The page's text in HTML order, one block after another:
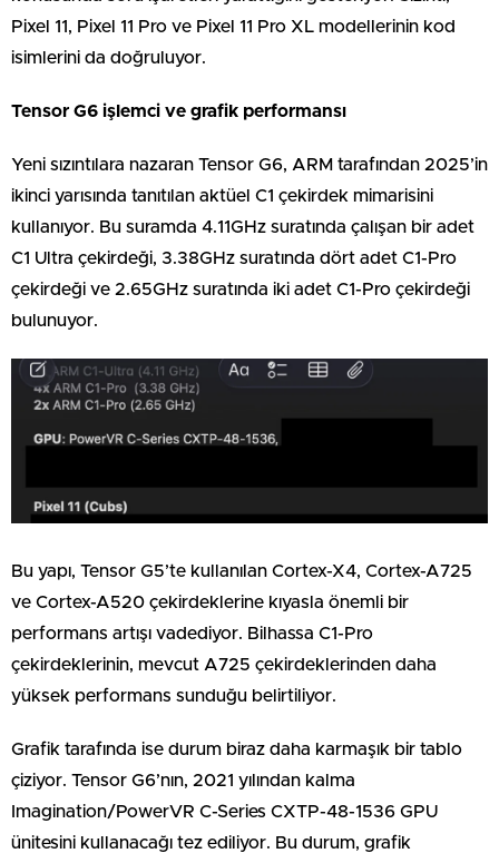
Pixel 11, Pixel 11 Pro ve Pixel 11 Pro XL modellerinin kod
isimlerini da doğruluyor.
Tensor G6 işlemci ve grafik performansı
Yeni sızıntılara nazaran Tensor G6, ARM tarafından 2025’in
ikinci yarısında tanıtılan aktüel C1 çekirdek mimarisini
kullanıyor. Bu suramda 4.11GHz suratında çalışan bir adet
C1 Ultra çekirdeği, 3.38GHz suratında dört adet C1-Pro
çekirdeği ve 2.65GHz suratında iki adet C1-Pro çekirdeği
bulunuyor.
Bu yapı, Tensor G5’te kullanılan Cortex-X4, Cortex-A725
ve Cortex-A520 çekirdeklerine kıyasla önemli bir
performans artışı vadediyor. Bilhassa C1-Pro
çekirdeklerinin, mevcut A725 çekirdeklerinden daha
yüksek performans sunduğu belirtiliyor.
Grafik tarafında ise durum biraz daha karmaşık bir tablo
çiziyor. Tensor G6’nın, 2021 yılından kalma
Imagination/PowerVR C-Series CXTP-48-1536 GPU
ünitesini kullanacağı tez ediliyor. Bu durum, grafik